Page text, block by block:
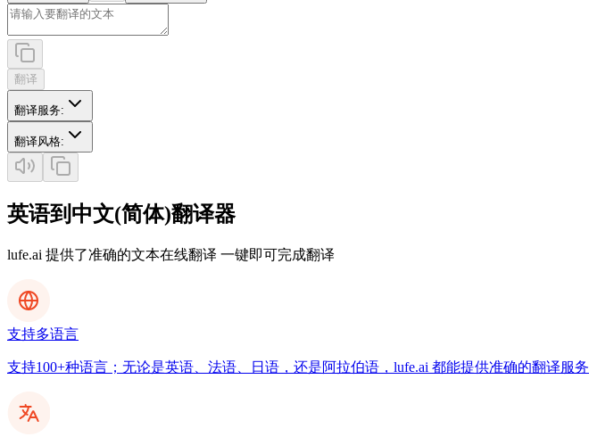
翻译
翻译服务:
翻译风格:
英语到中文(简体)翻译器
lufe.ai 提供了准确的文本在线翻译 一键即可完成翻译
支持多语言
支持100+种语言；无论是英语、法语、日语，还是阿拉伯语，lufe.ai 都能提供准确的翻译服务